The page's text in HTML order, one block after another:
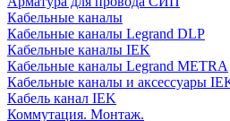
Кабельные каналы
Кабельные каналы Legrand DLP
Кабельные каналы IEK
Кабельные каналы Legrand METRA
Кабельные каналы и аксессуары
Кабель канал IEK
Коммутация. Монтаж.